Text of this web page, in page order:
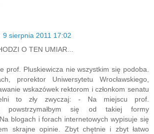
9 sierpnia 2011 17:02
O TEN UMIAR...
prof. Pluskiewicza nie wszystkim się podoba.
prorektor Uniwersytetu Wrocławskiego,
wskazówek rektorom i członkom senatu
to zły zwyczaj: - Na miejscu prof.
powstrzymałbym się od takiej formy
blogach i forach internetowych wypisuje się
skrajne opinie. Zbyt chętnie i zbyt łatwo